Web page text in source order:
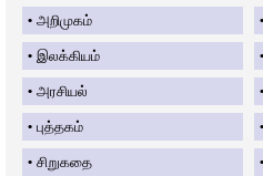
அறிமுகம்
இலக்கியம்
அரசியல்
புத்தகம்
சிறுகதை